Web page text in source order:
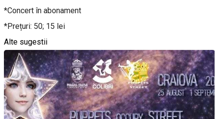
*Concert în abonament
*Prețuri: 50; 15 lei
Alte sugestii